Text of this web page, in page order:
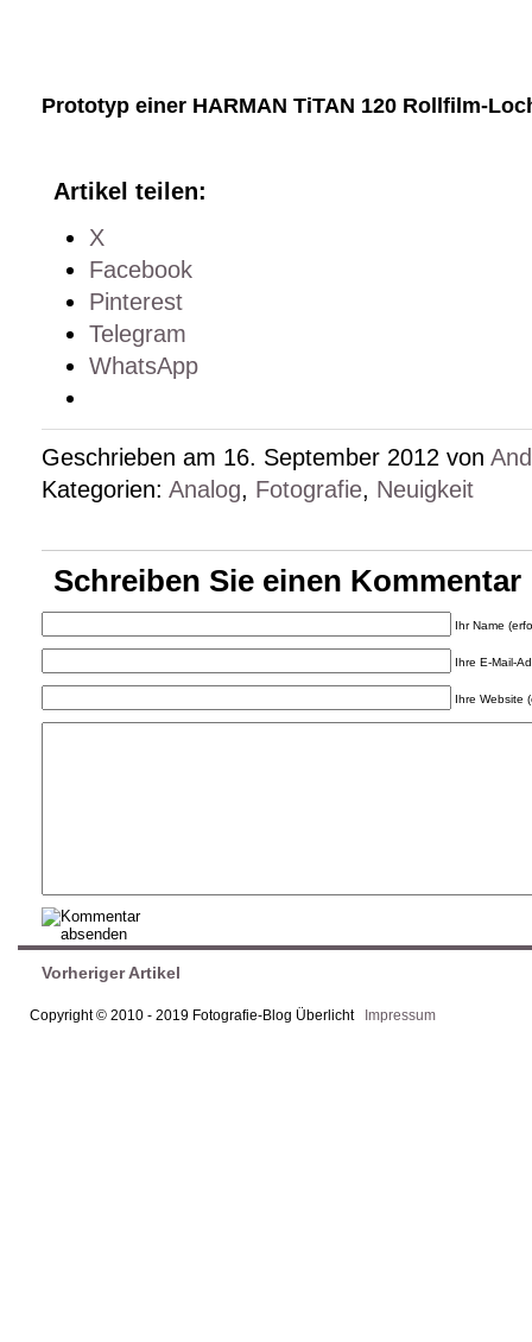
Prototyp einer HARMAN TiTAN 120 Rollfilm-
Artikel teilen:
X
Facebook
Pinterest
Telegram
WhatsApp
Geschrieben am 16. September 2012 von
Kategorien: Analog, Fotografie, Neuigkeit
Schreiben Sie einen Kommentar
Ihr Name
Ihre E-Mail-
Ihre Website
Vorheriger Artikel
Copyright © 2010 - 2019 Fotografie-Blog Überlicht Impressum